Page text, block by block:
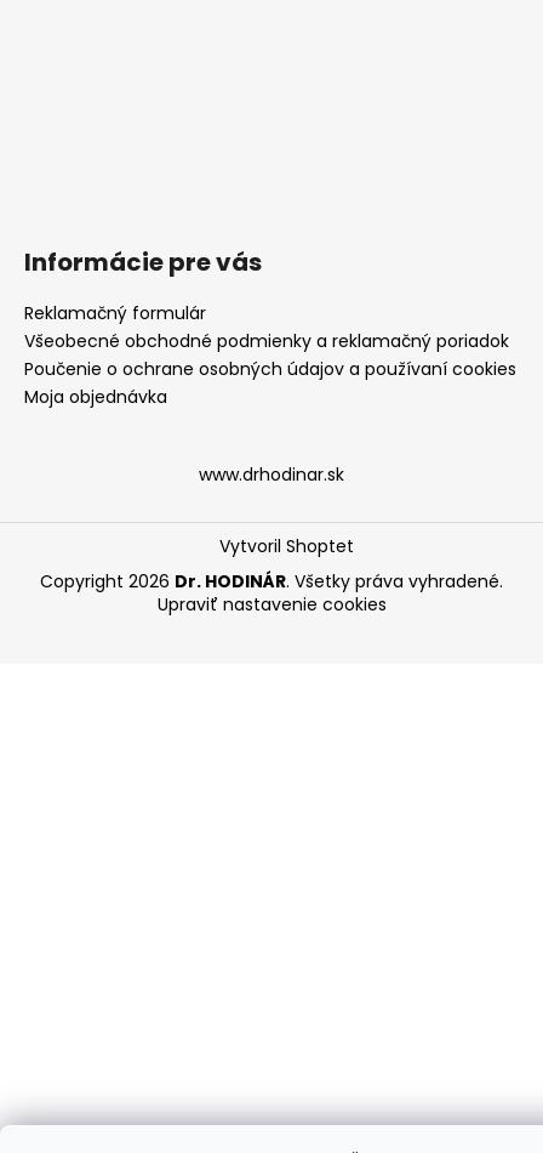
Informácie pre vás
Reklamačný formulár
Všeobecné obchodné podmienky a reklamačný poriadok
Poučenie o ochrane osobných údajov a používaní cookies
Moja objednávka
www.drhodinar.sk
Vytvoril Shoptet
Copyright 2026 Dr. HODINÁR. Všetky práva vyhradené.
Upraviť nastavenie cookies